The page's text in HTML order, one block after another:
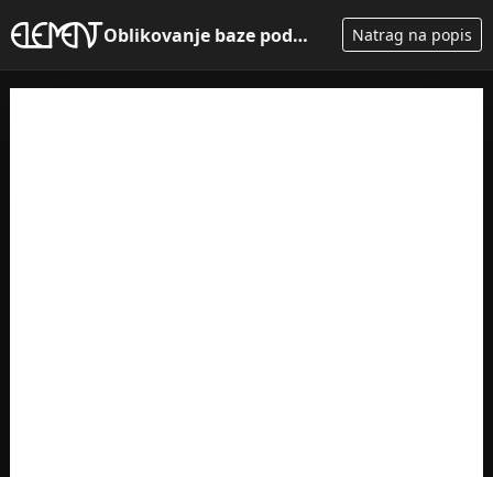
Oblikovanje baze podataka - ra... Natrag na popis